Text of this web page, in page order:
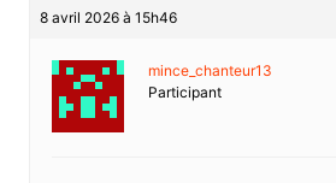
8 avril 2026 à 15h46
mince_chanteur13
Participant